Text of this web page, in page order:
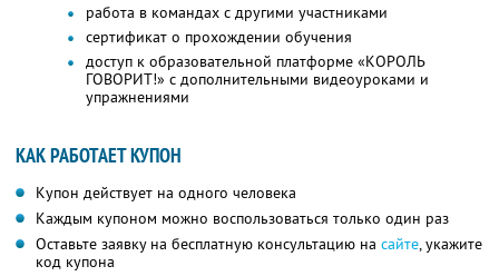
работа в командах с другими участниками
сертификат о прохождении обучения
доступ к образовательной платформе «КОРОЛЬ
ГОВОРИТ!» с дополнительными видеоуроками и
упражнениями
КАК РАБОТАЕТ КУПОН
Купон действует на одного человека
Каждым купоном можно воспользоваться только один раз
Оставьте заявку на бесплатную консультацию на сайте, укажите
код купона